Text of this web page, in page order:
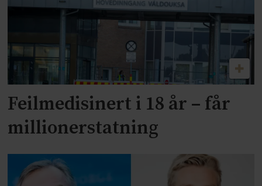
Feilmedisinert i 18 år – får
millionerstatning